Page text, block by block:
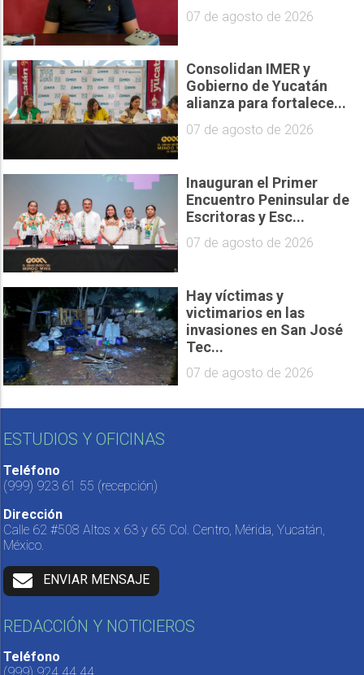
07 de agosto de 2026
Consolidan IMER y
Gobierno de Yucatán
alianza para fortalece...
07 de agosto de 2026
Inauguran el Primer
Encuentro Peninsular de
Escritoras y Esc...
07 de agosto de 2026
Hay víctimas y
victimarios en las
invasiones en San José
Tec...
07 de agosto de 2026
ESTUDIOS Y OFICINAS
Teléfono
(999) 923 61 55 (recepción)
Dirección
Calle 62 #508 Altos x 63 y 65 Col. Centro, Mérida, Yucatán,
México.
ENVIAR MENSAJE
REDACCIÓN Y NOTICIEROS
Teléfono